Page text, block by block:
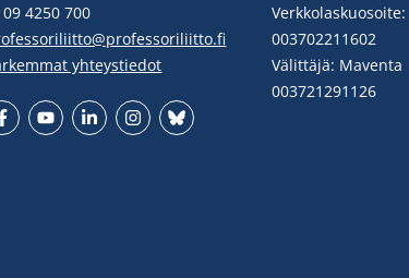
4250 700
yhteystiedot
Verkkolaskuosoite:
003702211602
Välittäjä: Maventa
003721291126